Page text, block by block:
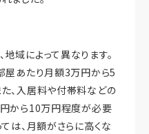
域によって異なります。
屋あたり月額3万円から5
、入居料や付帯料などの
から10万円程度が必要
は、月額がさらに高くな